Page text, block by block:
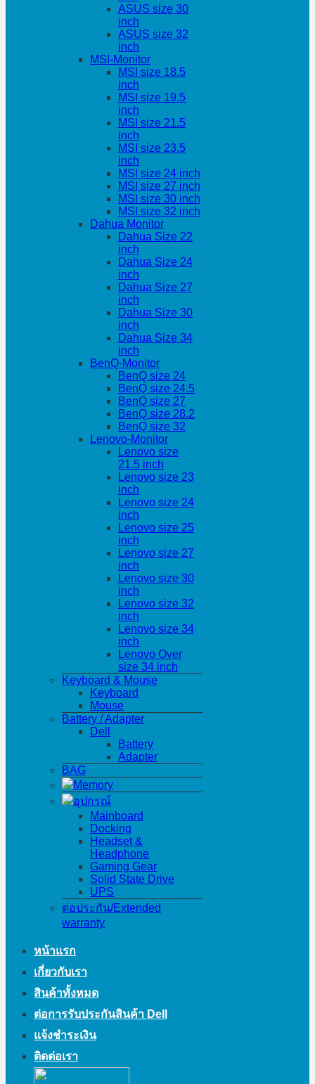
ASUS size 30
inch
ASUS size 32
inch
MSI-Monitor
MSI size 18.5
inch
MSI size 19.5
inch
MSI size 21.5
inch
MSI size 23.5
inch
MSI size 24 inch
MSI size 27 inch
MSI size 30 inch
MSI size 32 inch
Dahua Monitor
Dahua Size 22
inch
Dahua Size 24
inch
Dahua Size 27
inch
Dahua Size 30
inch
Dahua Size 34
inch
BenQ-Monitor
BenQ size 24
BenQ size 24.5
BenQ size 27
BenQ size 28.2
BenQ size 32
Lenovo-Monitor
Lenovo size
21.5 inch
Lenovo size 23
inch
Lenovo size 24
inch
Lenovo size 25
inch
Lenovo size 27
inch
Lenovo size 30
inch
Lenovo size 32
inch
Lenovo size 34
inch
Lenovo Over
size 34 inch
Keyboard & Mouse
Keyboard
Mouse
Battery / Adapter
Dell
Battery
Adapter
BAG
Memory
อุปกรณ์
Mainboard
Docking
Headset &
Headphone
Gaming Gear
Solid State Drive
UPS
ต่อประกัน/Extended
warranty
หน้าแรก
เกี่ยวกับเรา
สินค้าทั้งหมด
ต่อการรับประกันสินค้า Dell
แจ้งชำระเงิน
ติดต่อเรา